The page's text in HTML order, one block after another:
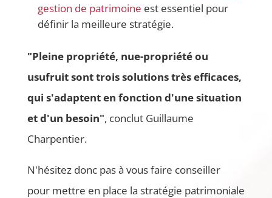
gestion de patrimoine est essentiel pour
définir la meilleure stratégie.
"Pleine propriété, nue-propriété ou
usufruit sont trois solutions très efficaces,
qui s'adaptent en fonction d'une situation
et d'un besoin", conclut Guillaume
Charpentier.
N'hésitez donc pas à vous faire conseiller
pour mettre en place la stratégie patrimoniale